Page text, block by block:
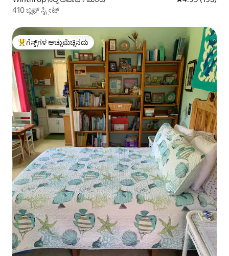
410 ಬ್ಲಫ್ ಸ್ಟ್ರೀಟ್
ಗೆಸ್ಟ್‌ಗಳಿಗೆ ಅತಿ ಹೆಚ್ಚು ಅಚ್ಚುಮೆಚ್ಚಿನದು
ಗೆಸ್ಟ್‌ಗಳ ಅಚ್ಚುಮೆಚ್ಚಿನದು